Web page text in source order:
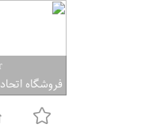
فروشگاه اتحاد